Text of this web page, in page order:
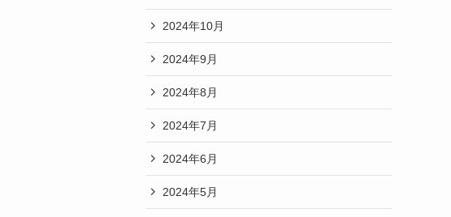
2024年10月
2024年9月
2024年8月
2024年7月
2024年6月
2024年5月